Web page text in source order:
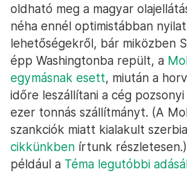
oldható meg a magyar
néha ennél optimistábban
lehetőségekről, bár miközben
épp Washingtonba repült, a
egymásnak esett, miután a
időre leszállítani a cég
ezer tonnás szállítmányt. (A
szankciók miatt kialakult
cikkünkben írtunk
például a Téma legutóbbi